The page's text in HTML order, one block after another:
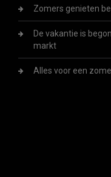
Zomers genieten
De vakantie is
markt
Alles voor een